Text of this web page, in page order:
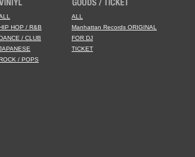
HOP / R&B
/ CLUB
/ POPS
ALL
Manhattan Records ORIGINAL
FOR DJ
TICKET